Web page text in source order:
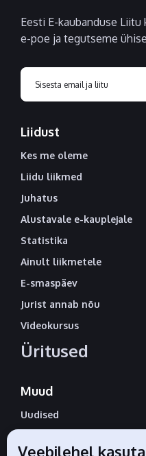
Eesti E-kaubanduse
e-poe ja tegutseme
Liidust
Kes me oleme
Liidu liikmed
Juhatus
Alustavale e-kauplejale
Statistika
Ainult liikmetele
E-smaspäev
Jurist annab nõu
Videokursus
Üritused
Muud
Uudised
Veebilehel